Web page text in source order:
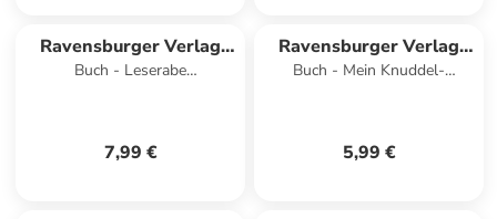
Ravensburger Verlag
GmbH
Buch - Leserabe
7,99 €
Ravensburger Verlag
GmbH
Buch - Mein Knuddel-
5,99 €